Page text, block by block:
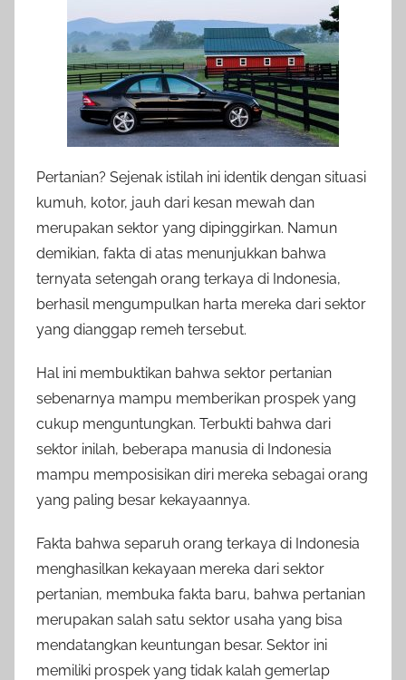
Pertanian? Sejenak istilah ini identik dengan situasi
kumuh, kotor, jauh dari kesan mewah dan
merupakan sektor yang dipinggirkan. Namun
demikian, fakta di atas menunjukkan bahwa
ternyata setengah orang terkaya di Indonesia,
berhasil mengumpulkan harta mereka dari sektor
yang dianggap remeh tersebut.
Hal ini membuktikan bahwa sektor pertanian
sebenarnya mampu memberikan prospek yang
cukup menguntungkan. Terbukti bahwa dari
sektor inilah, beberapa manusia di Indonesia
mampu memposisikan diri mereka sebagai orang
yang paling besar kekayaannya.
Fakta bahwa separuh orang terkaya di Indonesia
menghasilkan kekayaan mereka dari sektor
pertanian, membuka fakta baru, bahwa pertanian
merupakan salah satu sektor usaha yang bisa
mendatangkan keuntungan besar. Sektor ini
memiliki prospek yang tidak kalah gemerlap